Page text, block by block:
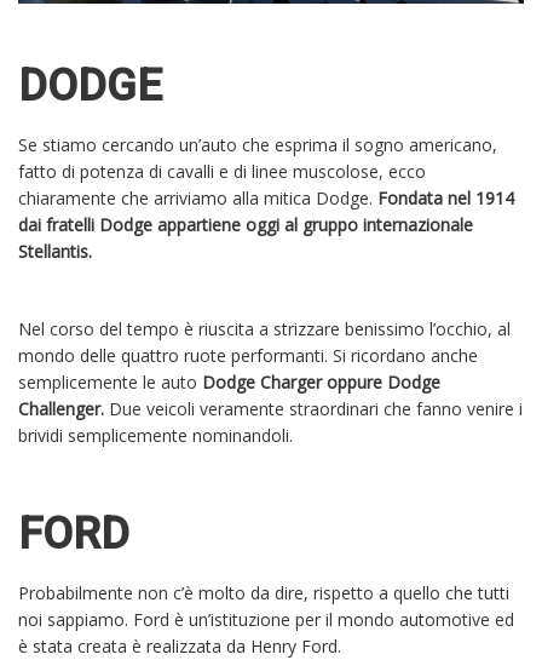
DODGE
Se stiamo cercando un’auto che esprima il sogno americano,
fatto di potenza di cavalli e di linee muscolose, ecco
chiaramente che arriviamo alla mitica Dodge. Fondata nel 1914
dai fratelli Dodge appartiene oggi al gruppo internazionale
Stellantis.
Nel corso del tempo è riuscita a strizzare benissimo l’occhio, al
mondo delle quattro ruote performanti. Si ricordano anche
semplicemente le auto Dodge Charger oppure Dodge
Challenger. Due veicoli veramente straordinari che fanno venire i
brividi semplicemente nominandoli.
FORD
Probabilmente non c’è molto da dire, rispetto a quello che tutti
noi sappiamo. Ford è un’istituzione per il mondo automotive ed
è stata creata è realizzata da Henry Ford.